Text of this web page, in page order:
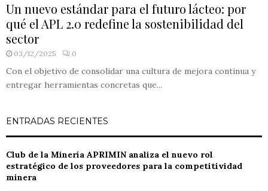
Un nuevo estándar para el futuro lácteo: por
qué el APL 2.0 redefine la sostenibilidad del
sector
03/12/2025 0
Con el objetivo de consolidar una cultura de mejora continua y
entregar herramientas concretas que...
ENTRADAS RECIENTES
Club de la Minería APRIMIN analiza el nuevo rol
estratégico de los proveedores para la competitividad
minera